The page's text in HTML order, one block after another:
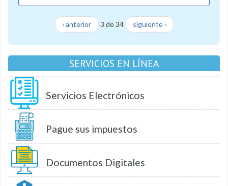
‹ anterior 3 de 34 siguiente ›
SERVICIOS EN LÍNEA
Servicios Electrónicos
Pague sus impuestos
Documentos Digitales